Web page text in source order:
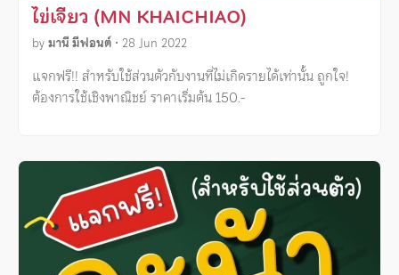
ไข่เจียว (MN KHAICHIAO)
byมานี มีฟอนต์ • 28 Jun 2022
แจกฟรี!! สำหรับใช้ส่วนตัวกับงานที่ไม่เกิดรายได้เท่านั้น ถูกใจ!
ต้องการใช้เชิงพาณิชย์ ราคาเริ่มต้น 150.-